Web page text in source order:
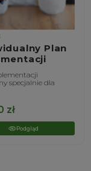
Plan
specjalnie dla
zł
Podgląd